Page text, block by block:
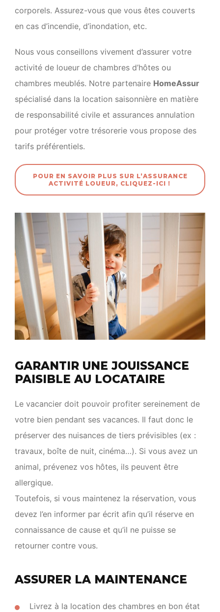
corporels. Assurez-vous que vous êtes couverts
en cas d’incendie, d’inondation, etc.
Nous vous conseillons vivement d’assurer votre
activité de loueur de chambres d’hôtes ou
chambres meublés. Notre partenaire HomeAssur
spécialisé dans la location saisonnière en matière
de responsabilité civile et assurances annulation
pour protéger votre trésorerie vous propose des
tarifs préférentiels.
POUR EN SAVOIR PLUS SUR L’ASSURANCE
ACTIVITÉ LOUEUR, CLIQUEZ-ICI !
GARANTIR UNE JOUISSANCE
PAISIBLE AU LOCATAIRE
Le vacancier doit pouvoir profiter sereinement de
votre bien pendant ses vacances. Il faut donc le
préserver des nuisances de tiers prévisibles (ex :
travaux, boîte de nuit, cinéma…). Si vous avez un
animal, prévenez vos hôtes, ils peuvent être
allergique.
Toutefois, si vous maintenez la réservation, vous
devez l’en informer par écrit afin qu’il réserve en
connaissance de cause et qu’il ne puisse se
retourner contre vous.
ASSURER LA MAINTENANCE
Livrez à la location des chambres en bon état